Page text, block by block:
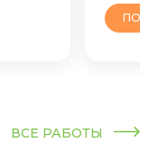
ВСЕ РАБОТЫ